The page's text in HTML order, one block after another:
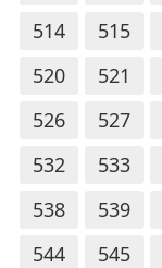
514
515
520
521
526
527
532
533
538
539
544
545